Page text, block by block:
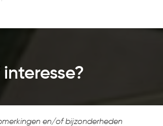
interesse?